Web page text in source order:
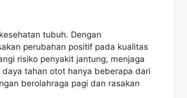
tubuh. Dengan
perubahan positif pada kualitas
risiko penyakit jantung, menjaga
tahan otot hanya beberapa dari
berolahraga pagi dan rasakan